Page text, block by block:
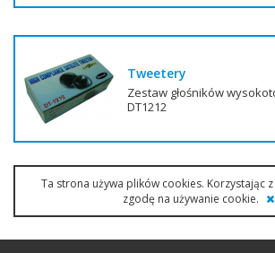
Tweetery
Zestaw głośników
DT1212
Ta strona używa plików cookies. Korzystając
zgodę na używanie cookie.